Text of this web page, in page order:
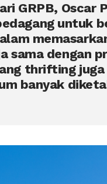
GRPB, Oscar
untuk
sama dengan
thrifting
banyak